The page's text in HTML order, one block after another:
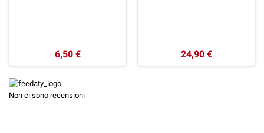
6,50 € 24,90 €
Non ci sono recensioni